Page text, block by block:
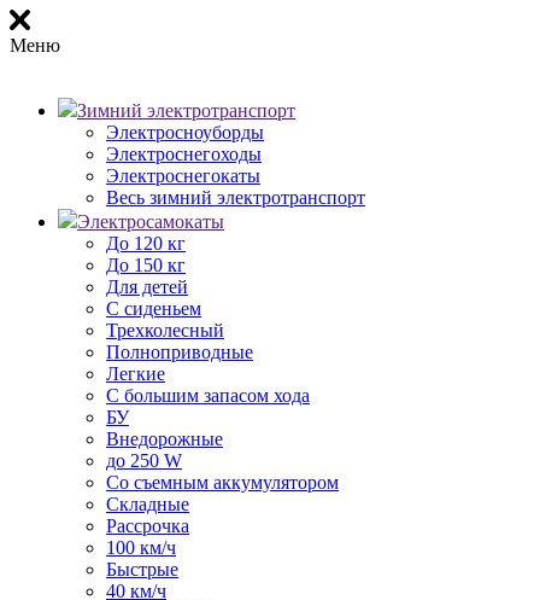
Меню
Зимний электротранспорт
Электросноуборды
Электроснегоходы
Электроснегокаты
Весь зимний электротранспорт
Электросамокаты
До 120 кг
До 150 кг
Для детей
С сиденьем
Трехколесный
Полноприводные
Легкие
С большим запасом хода
БУ
Внедорожные
до 250 W
Со съемным аккумулятором
Складные
Рассрочка
100 км/ч
Быстрые
40 км/ч